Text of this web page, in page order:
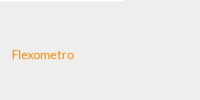
Flexometro